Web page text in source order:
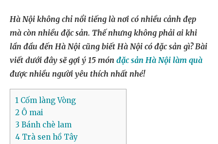
Hà Nội không chỉ nổi tiếng là nơi có nhiều cảnh đẹp
mà còn nhiều đặc sản. Thế nhưng không phải ai khi
lần đầu đến Hà Nội cũng biết Hà Nội có đặc sản gì? Bài
viết dưới đây sẽ gợi ý 15 món đặc sản Hà Nội làm quà
được nhiều người yêu thích nhất nhé!
1 Cốm làng Vòng
2 Ô mai
3 Bánh chè lam
4 Trà sen hồ Tây